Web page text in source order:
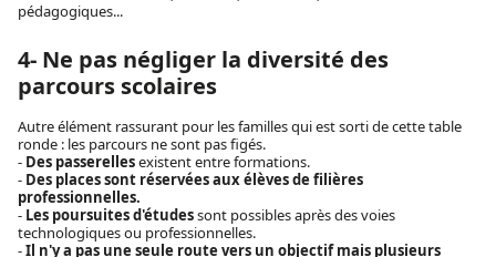
pédagogiques...
4- Ne pas négliger la diversité des
parcours scolaires
Autre élément rassurant pour les familles qui est sorti de cette table
ronde : les parcours ne sont pas figés.
- Des passerellesexistent entre formations.
- Des places sont réservées aux élèves de filières
professionnelles.
- Les poursuites d'étudessont possibles après des voies
technologiques ou professionnelles.
-Il n'y a pas une seule route vers un objectif mais plusieurs